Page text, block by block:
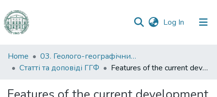
Log In (current)
Communities
&
Home
03. Геолого-географічний факультет
Статті та доповіді ГГФ
Features of the current development of the tourist insurance market in Ukraine